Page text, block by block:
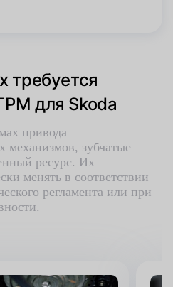
требуется
для Skoda
привода
механизмов, зубчатые
ресурс. Их
менять в соответствии
регламента или при